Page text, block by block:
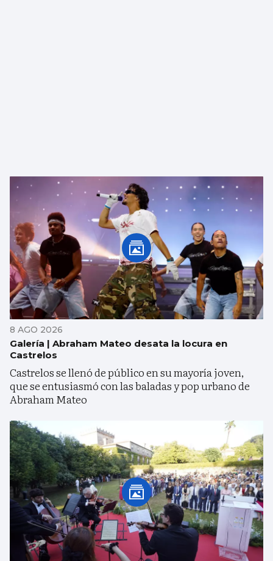
8 AGO 2026
Galería | Abraham Mateo desata la locura en
Castrelos
Castrelos se llenó de público en su mayoría joven,
que se entusiasmó con las baladas y pop urbano de
Abraham Mateo